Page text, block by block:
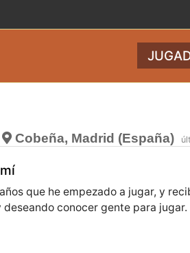
Cobeña, Madrid (España)
que he empezado a jugar, y
deseando conocer gente para jugar.